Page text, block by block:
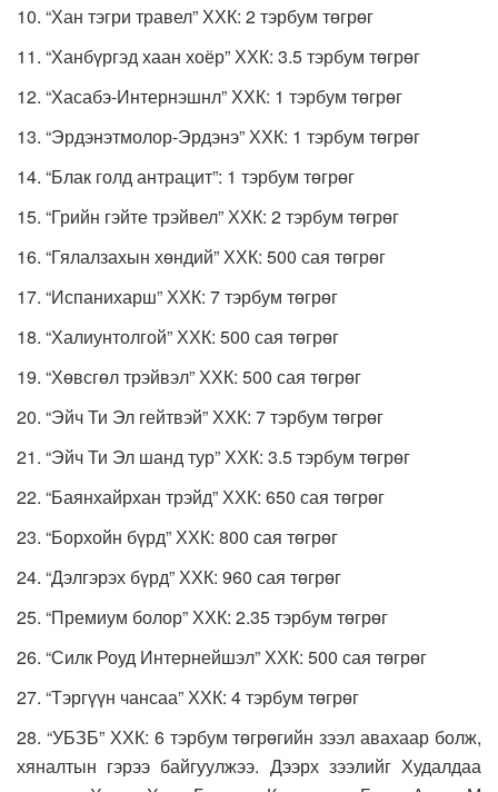
10. “Хан тэгри травел” ХХК: 2 тэрбум төгрөг
11. “Ханбүргэд хаан хоёр” ХХК: 3.5 тэрбум төгрөг
12. “Хасабэ-Интернэшнл” ХХК: 1 тэрбум төгрөг
13. “Эрдэнэтмолор-Эрдэнэ” ХХК: 1 тэрбум төгрөг
14. “Блак голд антрацит”: 1 тэрбум төгрөг
15. “Грийн гэйте трэйвел” ХХК: 2 тэрбум төгрөг
16. “Гялалзахын хөндий” ХХК: 500 сая төгрөг
17. “Испанихарш” ХХК: 7 тэрбум төгрөг
18. “Халиунтолгой” ХХК: 500 сая төгрөг
19. “Хөвсгөл трэйвэл” ХХК: 500 сая төгрөг
20. “Эйч Ти Эл гейтвэй” ХХК: 7 тэрбум төгрөг
21. “Эйч Ти Эл шанд тур” ХХК: 3.5 тэрбум төгрөг
22. “Баянхайрхан трэйд” ХХК: 650 сая төгрөг
23. “Борхойн бүрд” ХХК: 800 сая төгрөг
24. “Дэлгэрэх бүрд” ХХК: 960 сая төгрөг
25. “Премиум болор” ХХК: 2.35 тэрбум төгрөг
26. “Силк Роуд Интернейшэл” ХХК: 500 сая төгрөг
27. “Тэргүүн чансаа” ХХК: 4 тэрбум төгрөг
28. “УБЗБ” ХХК: 6 тэрбум төгрөгийн зээл авахаар болж,
хяналтын гэрээ байгуулжээ. Дээрх зээлийг Худалдаа